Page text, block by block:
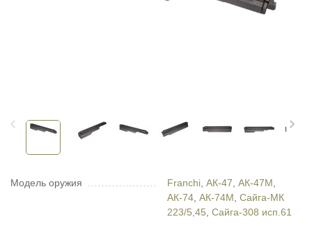
Модель оружия Franchi АК-47 АК-47М
АК-74 АК-74М Сайга-МК
223/5,45 Сайга-308 исп.61